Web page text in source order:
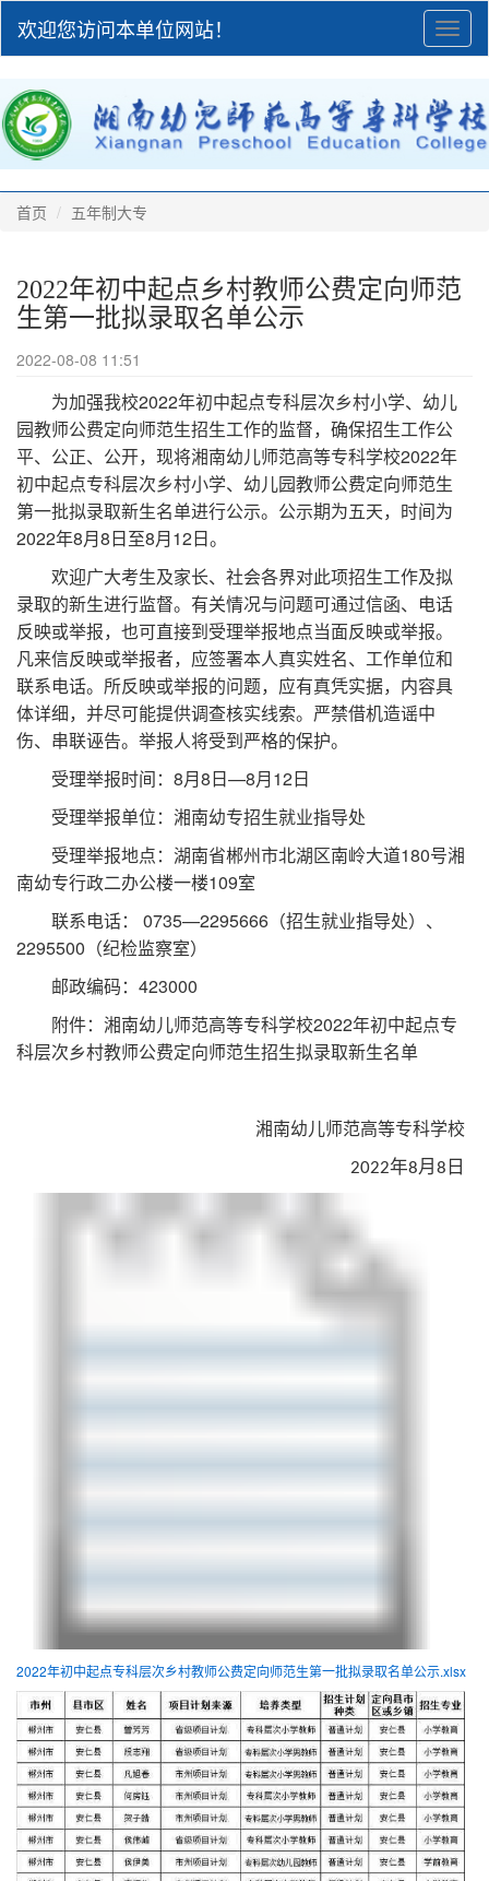
欢迎您访问本单位网站！
首页 五年制大专
2022年初中起点乡村教师公费定向师范
生第一批拟录取名单公示
2022-08-08 11:51
为加强我校2022年初中起点专科层次乡村小学、幼儿
园教师公费定向师范生招生工作的监督，确保招生工作公
平、公正、公开，现将湘南幼儿师范高等专科学校2022年
初中起点专科层次乡村小学、幼儿园教师公费定向师范生
第一批拟录取新生名单进行公示。公示期为五天，时间为
2022年8月8日至8月12日。
欢迎广大考生及家长、社会各界对此项招生工作及拟
录取的新生进行监督。有关情况与问题可通过信函、电话
反映或举报，也可直接到受理举报地点当面反映或举报。
凡来信反映或举报者，应签署本人真实姓名、工作单位和
联系电话。所反映或举报的问题，应有真凭实据，内容具
体详细，并尽可能提供调查核实线索。严禁借机造谣中
伤、串联诬告。举报人将受到严格的保护。
受理举报时间： 8月8日—8月12日
受理举报单位：湘南幼专招生就业指导处
受理举报地点：湖南省郴州市北湖区南岭大道180号湘
南幼专行政二办公楼一楼109室
联系电话：
0735—2295666 （招生就业指导处）、
2295500 （纪检监察室）
邮政编码： 423000
附件：湘南幼儿师范高等专科学校2022年初中起点专
科层次乡村教师公费定向师范生招生拟录取新生名单
湘南幼儿师范高等专科学校
2022年8月8 日
2022年初中起点专科层次乡村教师公费定向师范生第一批拟录取名单公示.xlsx